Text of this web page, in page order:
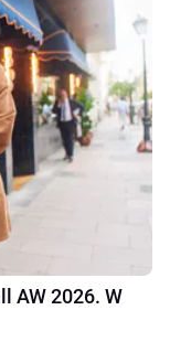
AW 2026. W